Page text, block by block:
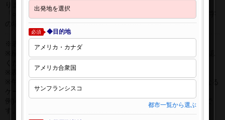
りません。
「○」は過去24時間以内に十分な空席が確認できた商品です。 数字
の場合は、現時点で座席数が少ない商品です。
※表示金額はオンライン予約時の金額です。
ください。
※表示時間はすべて現地時間・24時間表示です。
※午前0時以降に出発する深夜便について、搭乗日をお間違えになる
ケースが多く発生しています。
例)4月8日00：30出発の場合、搭乗手続きは4月7日22:30が目安で
必須 ◆目的地
都市一覧から選ぶ